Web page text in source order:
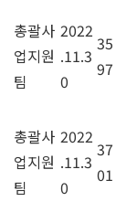
총괄사
업지원
팀
2022
.11.3
0
35
97
총괄사
업지원
팀
2022
.11.3
0
37
01